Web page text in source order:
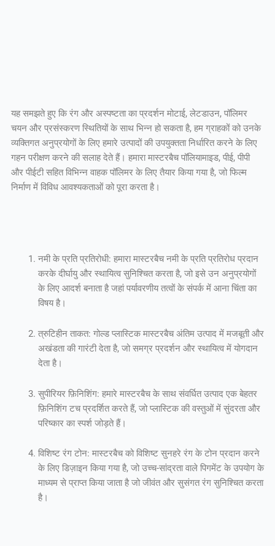
यह समझते हुए कि रंग और अस्पष्टता का प्रदर्शन मोटाई, लेटडाउन, पॉलिमर
चयन और प्रसंस्करण स्थितियों के साथ भिन्न हो सकता है, हम ग्राहकों को उनके
व्यक्तिगत अनुप्रयोगों के लिए हमारे उत्पादों की उपयुक्तता निर्धारित करने के लिए
गहन परीक्षण करने की सलाह देते हैं। हमारा मास्टरबैच पॉलियामाइड, पीई, पीपी
और पीईटी सहित विभिन्न वाहक पॉलिमर के लिए तैयार किया गया है, जो फिल्म
निर्माण में विविध आवश्यकताओं को पूरा करता है।
नमी के प्रति प्रतिरोधी: हमारा मास्टरबैच नमी के प्रति प्रतिरोध प्रदान
करके दीर्घायु और स्थायित्व सुनिश्चित करता है, जो इसे उन अनुप्रयोगों
के लिए आदर्श बनाता है जहां पर्यावरणीय तत्वों के संपर्क में आना चिंता का
विषय है।
त्रुटिहीन ताकत: गोल्ड प्लास्टिक मास्टरबैच अंतिम उत्पाद में मजबूती और
अखंडता की गारंटी देता है, जो समग्र प्रदर्शन और स्थायित्व में योगदान
देता है।
सुपीरियर फ़िनिशिंग: हमारे मास्टरबैच के साथ संवर्धित उत्पाद एक बेहतर
फ़िनिशिंग टच प्रदर्शित करते हैं, जो प्लास्टिक की वस्तुओं में सुंदरता और
परिष्कार का स्पर्श जोड़ते हैं।
विशिष्ट रंग टोन: मास्टरबैच को विशिष्ट सुनहरे रंग के टोन प्रदान करने
के लिए डिज़ाइन किया गया है, जो उच्च-सांद्रता वाले पिगमेंट के उपयोग के
माध्यम से प्राप्त किया जाता है जो जीवंत और सुसंगत रंग सुनिश्चित करता
है।